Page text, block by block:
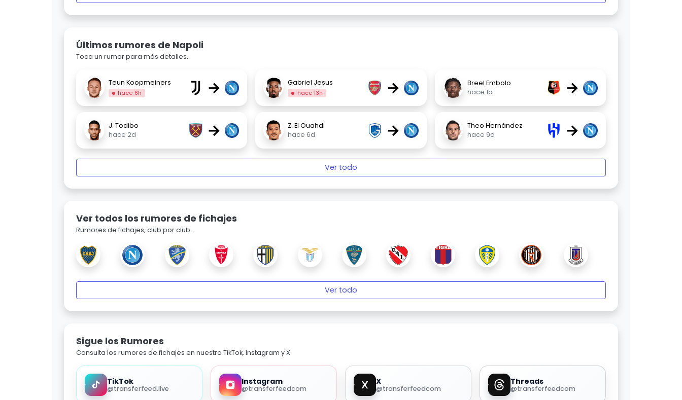
Últimos rumores de Napoli
Toca un rumor para más detalles.
Teun Koopmeiners
hace 6h → Gabriel Jesus
hace 13h →
Breel Embolo
hace 1d
→
J. Todibo
hace 2d
→
Z. El Ouahdi
hace 6d
→
Theo Hernández
hace 9d
→
Ver todo
Ver todos los rumores de fichajes
Rumores de fichajes, club por club.
Ver todo
Sigue los Rumores
Consulta los rumores de fichajes en nuestro TikTok, Instagram y X.
TikTok
@transferfeed.live
Instagram
@transferfeedcom
X
@transferfeedcom
Threads
@transferfeedcom